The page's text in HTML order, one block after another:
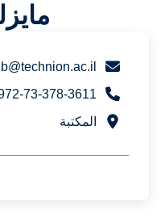
73-378-3611+
المكتبة